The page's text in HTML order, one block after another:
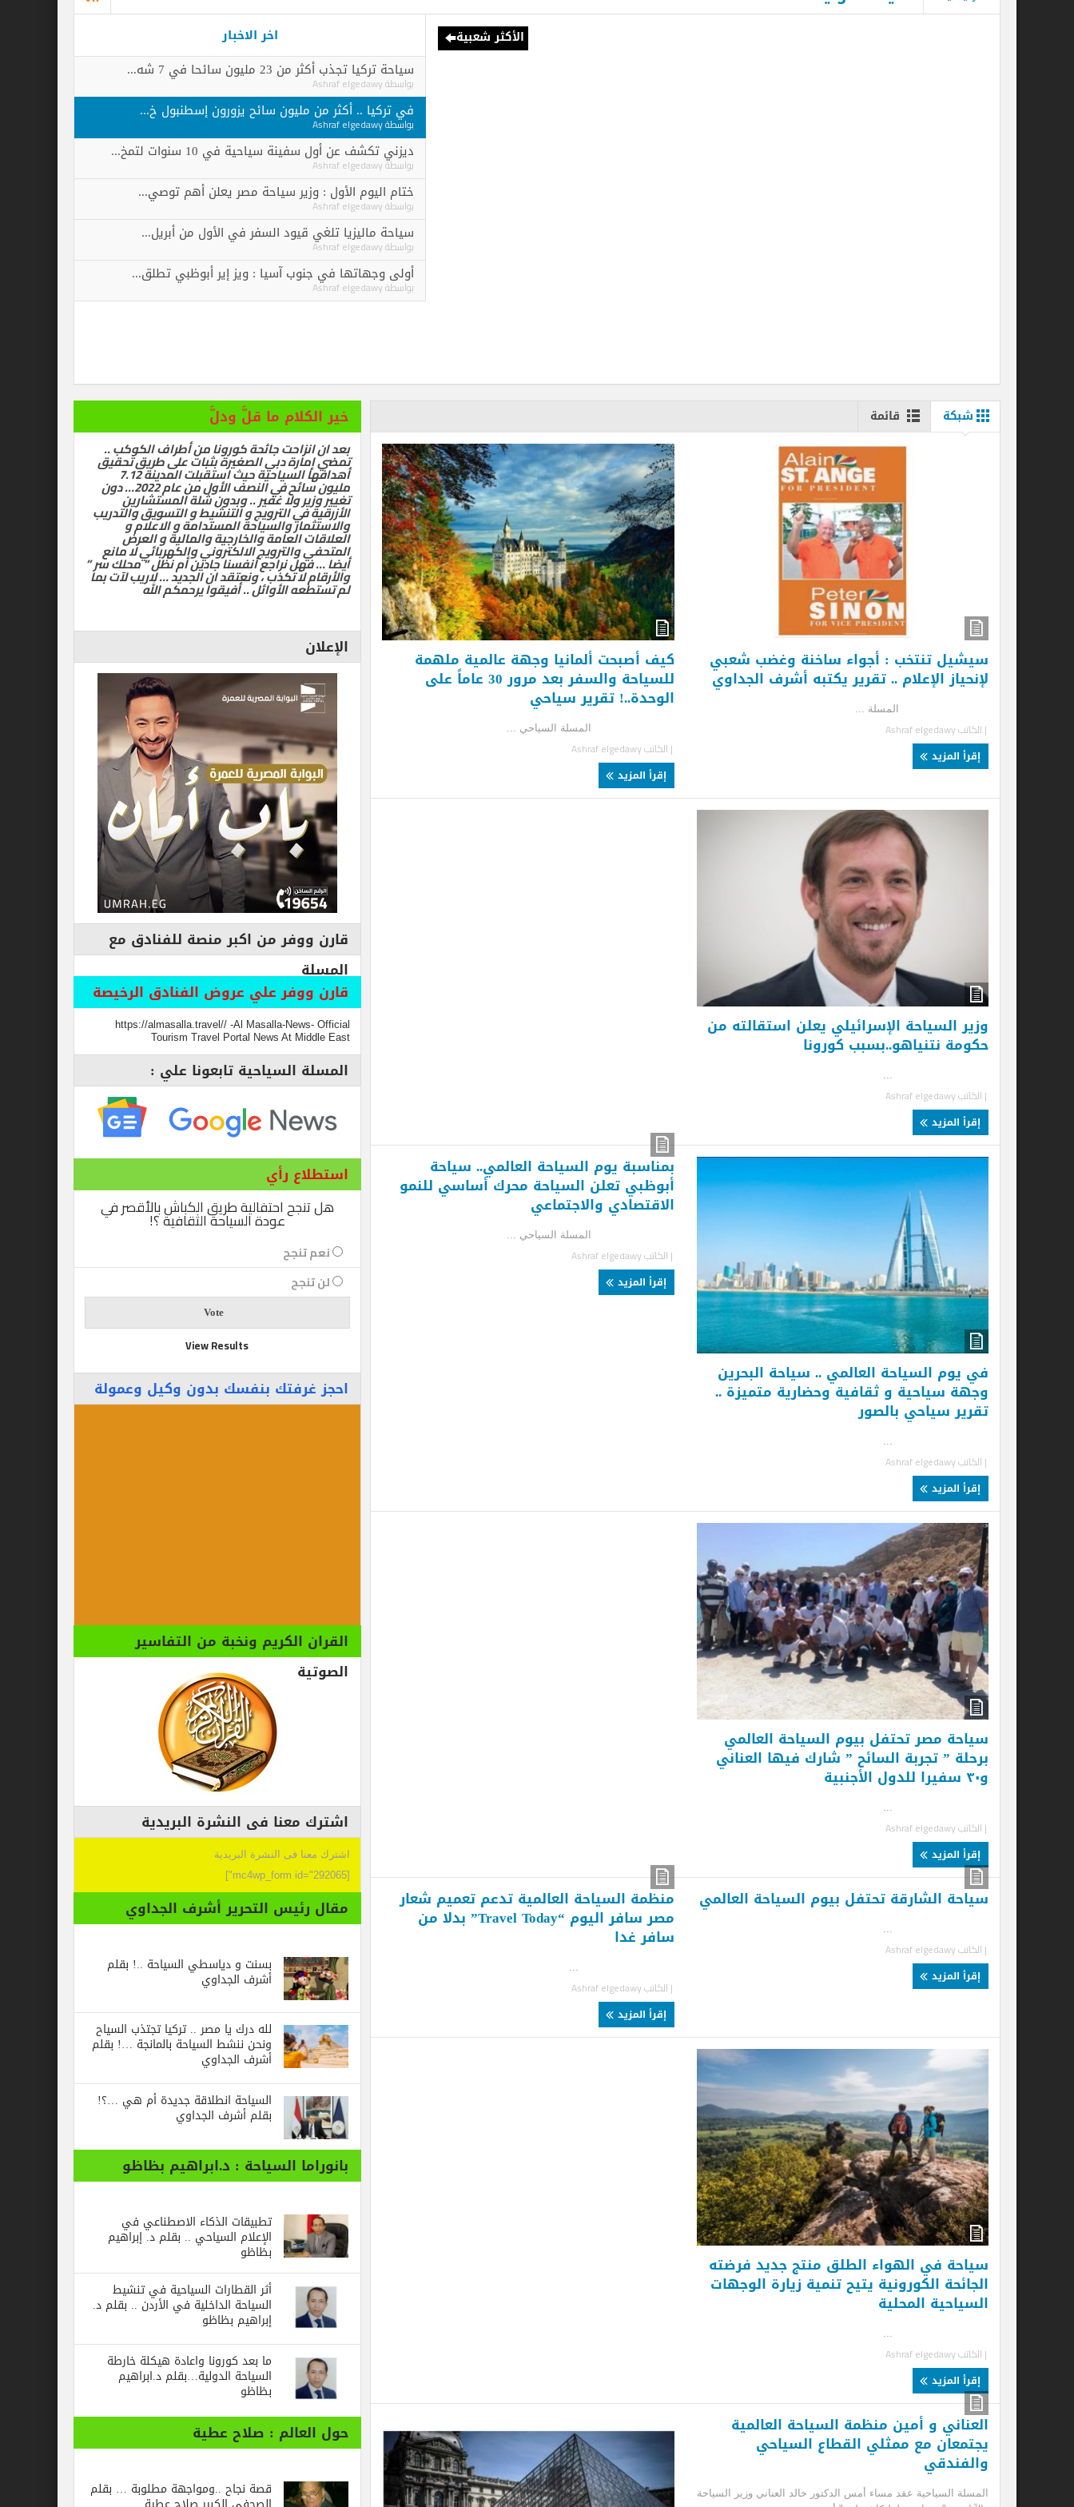
الأكثر شعبية
اخر الاخبار
سياحة تركيا تجذب أكثر من 23 مليون سائحا في 7 شه...
Ashraf elgedawy
في تركيا .. أكثر من مليون سائح يزورون إسطنبول خ...
Ashraf elgedawy
ديزني تكشف عن أول سفينة سياحية في 10 سنوات لتمخ...
Ashraf elgedawy
ختام اليوم الأول : وزير سياحة مصر يعلن أهم توصي...
Ashraf elgedawy
سياحة ماليزيا تلغي قيود السفر في الأول من أبريل...
Ashraf elgedawy
أولى وجهاتها في جنوب آسيا : ويز إير أبوظبي تطلق...
Ashraf elgedawy
قائمة
سيشيل تنتخب : أجواء ساخنة وغضب شعبي
لإنحياز الإعلام .. تقرير يكتبه أشرف الجداوي
Ashraf elgedawy
كيف أصبحت ألمانيا وجهة عالمية ملهمة
للسياحة والسفر بعد مرور 30 عاماً على
الوحدة..! تقرير سياحي
المسلة السياحي ...
Ashraf elgedawy
وزير السياحة الإسرائيلي يعلن استقالته من
حكومة نتنياهو..بسبب كورونا
Ashraf elgedawy
في يوم السياحة العالمي .. سياحة البحرين
وجهة سياحية و ثقافية وحضارية متميزة ..
تقرير سياحي بالصور
Ashraf elgedawy
بمناسبة يوم السياحة العالمي.. سياحة
أبوظبي تعلن السياحة محرك أساسي للنمو
الاقتصادي والاجتماعي
المسلة السياحي ...
Ashraf elgedawy
إقرأ المزيد
سياحة مصر تحتفل بيوم السياحة العالمي
برحلة ” تجربة السائح ” شارك فيها العناني
Ashraf elgedawy
سياحة الشارقة تحتفل بيوم السياحة العالمي
Ashraf elgedawy
منظمة السياحة العالمية تدعم تعميم شعار
مصر سافر اليوم “Travel Today” بدلا من
سافر غدا
Ashraf elgedawy
سياحة في الهواء الطلق منتج جديد فرضته
الجائحة الكورونية يتيح تنمية زيارة الوجهات
السياحية المحلية
Ashraf elgedawy
العناني و أمين منظمة السياحة العالمية
يجتمعان مع ممثلي القطاع السياحي
والفندقي
المسلة السياحية عقد مساء أمس الدكتور خالد العناني وزير السياحة
خير الكلام ما قلَّ ودلَّ
بعد ان انزاحت جائحة كورونا من أطراف الكوكب ..
تمضي إمارة دبي الصغيرة بثبات على طريق تحقيق
أهدافها السياحية حيث استقبلت المدينة 7.12
مليون سائح في النصف الأول من عام 2022… دون
تغيير وزير ولا غفير .. وبدون شلة المستشارين
الأزرقية في الترويج و التنشيط و التسويق والتدريب
والاستثمار والسياحة المستدامة و الاعلام و
العلاقات العامة والخارجية والمالية و العرض
المتحفي والترويج الالكتروني والكهربائي لا مانع
أيضا … فهل نراجع أنفسنا جادين أم نظل ” محلك سر ”
والأرقام لا تكذب ، ونعتقد ان الجديد … لاريب لآت بما
لم تستطعه الأوائل .. أفيقوا يرحمكم الله
الإعلان
قارن ووفر من اكبر منصة للفنادق مع
المسلة
قارن ووفر علي عروض الفنادق الرخيصة
https://almasalla.travel// -Al Masalla-News- Official
Tourism Travel Portal News At Middle East
المسلة السياحية تابعونا علي :
استطلاع رأي
هل تنجح احتفالية طريق الكباش بالأقصر في
عودة السياحة الثقافية ؟!
نعم تنجح
View Results
احجز غرفتك بنفسك بدون وكيل وعمولة
القران الكريم ونخبة من التفاسير
اشترك معنا فى النشرة البريدية
اشترك معنا فى النشرة البريدية
[mc4wp_form id="292065"]
مقال رئيس التحرير أشرف الجداوي
بسنت و دياسطي السياحة ..! بقلم
أشرف الجداوي
لله درك يا مصر .. تركيا تجتذب السياح
ونحن ننشط السياحة بالمانجة …! بقلم
أشرف الجداوي
السياحة انطلاقة جديدة أم هي …؟!
بقلم أشرف الجداوي
بانوراما السياحة : د.ابراهيم بظاظو
تطبيقات الذكاء الاصطناعي في
الإعلام السياحي .. بقلم د. إبراهيم
بظاظو
أثر القطارات السياحية في تنشيط
السياحة الداخلية في الأردن .. بقلم د.
إبراهيم بظاظو
ما بعد كورونا واعادة هيكلة خارطة
السياحة الدولية…بقلم د.ابراهيم
بظاظو
حول العالم : صلاح عطية
قصة نجاح ..ومواجهة مطلوبة … بقلم